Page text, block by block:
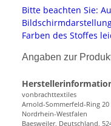
Bitte beachten Sie:
Farben des Stoffes
Angaben zur
vonbrachttextiles
Arnold-Sommerfeld-Ring 20
Nordrhein-Westfalen
Baesweiler, Deutschland,